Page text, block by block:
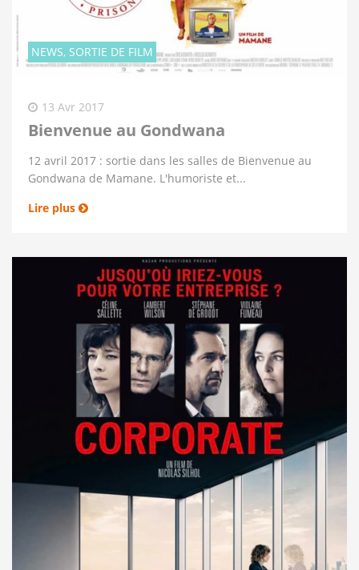
NEWS, SORTIE DE FILM
13 Avr 2017
Bienvenue au Gondwana
12 avril 2017 : sortie dans les salles de Bienvenue au
Gondwana de Mamane. L'humoriste et...
Lire plus